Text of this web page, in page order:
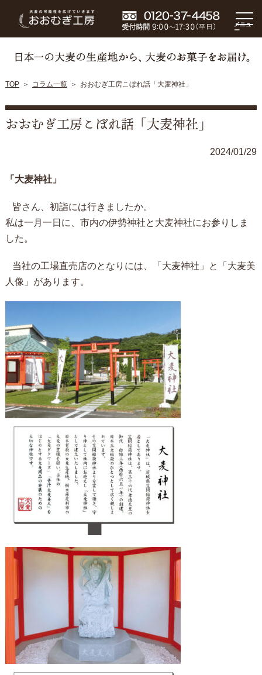
メニュ
ー
TOP コラム一覧 おおむぎ工房こぼれ話「大麦神社」
おおむぎ工房こぼれ話「大麦神社」
2024/01/29
「大麦神社」
皆さん、初詣には行きましたか。
私は一月一日に、市内の伊勢神社と大麦神社にお参りしま
した。
当社の工場直売店のとなりには、「大麦神社」と「大麦美
人像」があります。